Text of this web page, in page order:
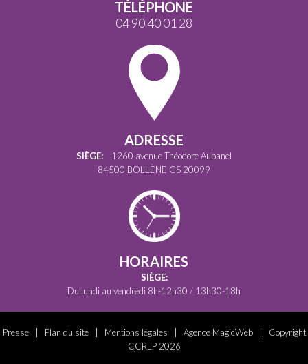
TÉLÉPHONE
04 90 40 01 28
ADRESSE
SIÈGE: 1260 avenue Théodore Aubanel
84500 BOLLÈNE CS 20099
HORAIRES
SIÈGE:
Du lundi au vendredi 8h-12h30 / 13h30-18h
Presse| Plan du site| Mentions légales Agence MagicWeb| Copyright
CCRLP 2026